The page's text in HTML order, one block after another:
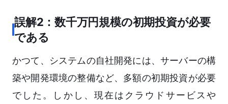
誤解2：数千万円規模の初期投資が必要
である
かつて、システムの自社開発には、サーバーの構
築や開発環境の整備など、多額の初期投資が必要
でした。しかし、現在はクラウドサービスや